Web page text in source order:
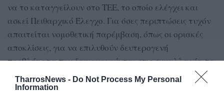
TharrosNews - Do Not Process My Personal
Information
να το καταγγείλουν στο ΤΕΕ, το οποίο ελέγχει και
ασκεί Πειθαρχικό Έλεγχο. Για όσες περιπτώσεις τυχόν
απαιτείται νομοθετική παρέμβαση, όπως οι οριακές
αποκλίσεις, για να επιλυθούν δευτερογενή
προβλήματα που δημιουργούνται στις συναλλαγές, το
αρμόδιο υπουργείο μπορεί και πρέπει να αναλάβει
νομοθετική πρωτοβουλία.